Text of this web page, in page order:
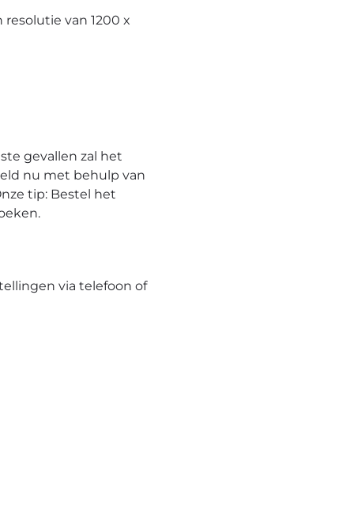
van 1200 x
gevallen zal het
nu met behulp van
tip: Bestel het
via telefoon of